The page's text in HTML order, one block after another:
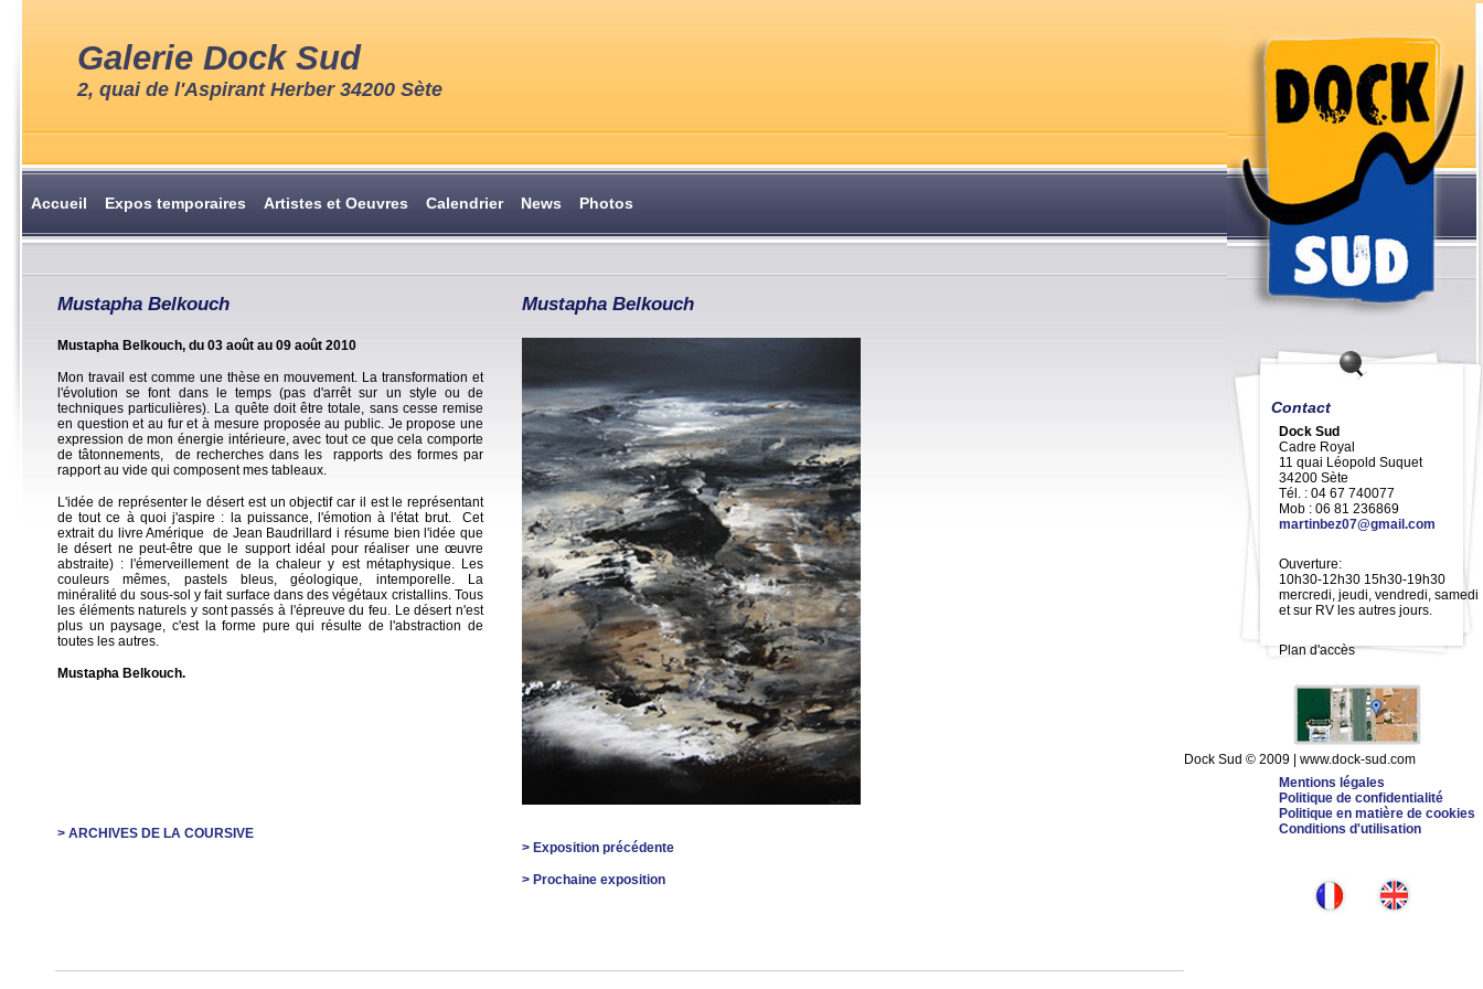
Galerie Dock Sud
2, quai de l'Aspirant Herber 34200 Sète
Accueil Expos temporaires Artistes et Oeuvres Calendrier News Photos
Mustapha Belkouch
Mustapha Belkouch, du 03 août au 09 août 2010
Mon travail est comme une thèse en mouvement. La transformation et
l'évolution se font dans le temps (pas d'arrêt sur un style ou de
techniques particulières). La quête doit être totale, sans cesse remise
en question et au fur et à mesure proposée au public. Je propose une
expression de mon énergie intérieure, avec tout ce que cela comporte
de tâtonnements, de recherches dans les rapports des formes par
rapport au vide qui composent mes tableaux.
L'idée de représenter le désert est un objectif car il est le représentant
de tout ce à quoi j'aspire : la puissance, l'émotion à l'état brut. Cet
extrait du livre Amérique de Jean Baudrillard i résume bien l'idée que
le désert ne peut-être que le support idéal pour réaliser une œuvre
abstraite) : l'émerveillement de la chaleur y est métaphysique. Les
couleurs mêmes, pastels bleus, géologique, intemporelle. La
minéralité du sous-sol y fait surface dans des végétaux cristallins. Tous
les éléments naturels y sont passés à l'épreuve du feu. Le désert n'est
plus un paysage, c'est la forme pure qui résulte de l'abstraction de
toutes les autres.
Mustapha Belkouch.
> ARCHIVES DE LA COURSIVE
Mustapha Belkouch
> Exposition précédente
> Prochaine exposition
Contact
Dock Sud
Cadre Royal
11 quai Léopold Suquet
34200 Sète
Tél. : 04 67 740077
Mob : 06 81 236869
martinbez07@gmail.com
Ouverture:
10h30-12h30 15h30-19h30
mercredi, jeudi, vendredi, samedi
et sur RV les autres jours.
Plan d'accès
Mentions légales
Politique de confidentialité
Politique en matière de cookies
Conditions d'utilisation
Dock Sud © 2009 | www.dock-sud.com